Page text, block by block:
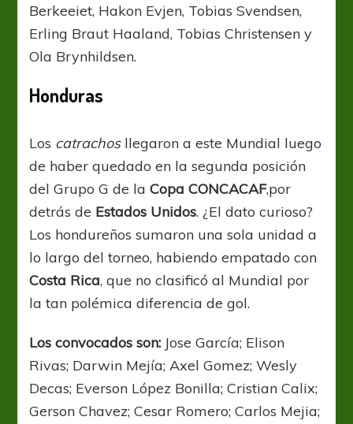
Berkeeiet, Hakon Evjen, Tobias Svendsen,
Erling Braut Haaland, Tobias Christensen y
Ola Brynhildsen.
Honduras
Los catrachosllegaron a este Mundial luego
de haber quedado en la segunda posición
del Grupo G de laCopa CONCACAF,por
detrás de Estados Unidos. ¿El dato curioso?
Los hondureños sumaron una sola unidad a
lo largo del torneo, habiendo empatado con
Costa Rica, que no clasificó al Mundial por
la tan polémica diferencia de gol.
Los convocados son: Jose García; Elison
Rivas; Darwin Mejía; Axel Gomez; Wesly
Decas; Everson López Bonilla; Cristian Calix;
Gerson Chavez; Cesar Romero; Carlos Mejia;